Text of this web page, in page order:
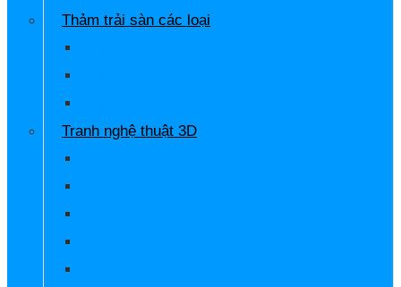
Thảm trải sàn các loại
Tranh nghệ thuật 3D